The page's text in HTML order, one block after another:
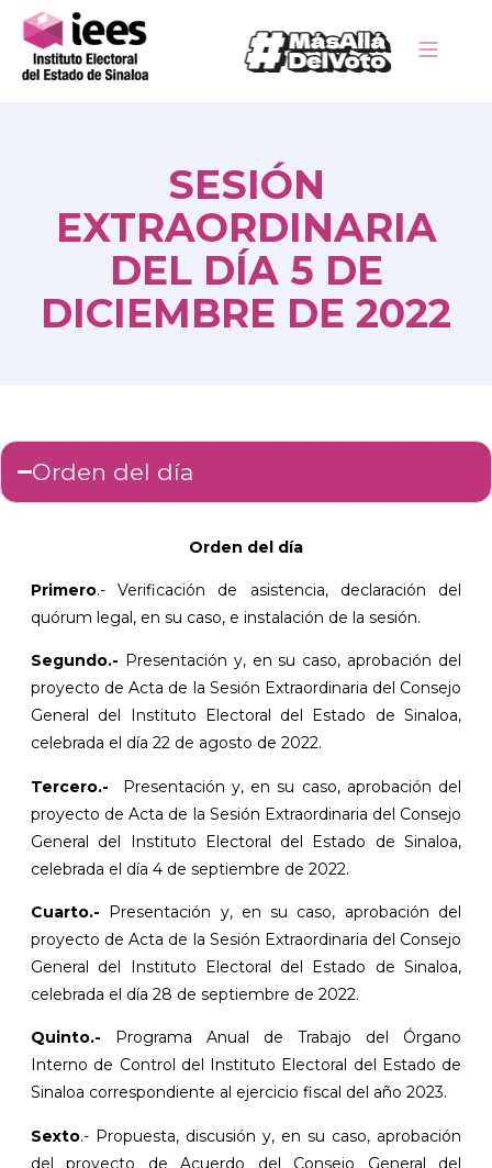
SESIÓN
EXTRAORDINARIA
DEL DÍA 5 DE
DICIEMBRE DE 2022
Orden del día
Orden del día
Primero.- Verificación de asistencia, declaración del
quórum legal, en su caso, e instalación de la sesión.
Segundo.- Presentación y, en su caso, aprobación del
proyecto de Acta de la Sesión Extraordinaria del Consejo
General del Instituto Electoral del Estado de Sinaloa,
celebrada el día 22 de agosto de 2022.
Tercero.-
Presentación y, en su caso, aprobación del
proyecto de Acta de la Sesión Extraordinaria del Consejo
General del Instituto Electoral del Estado de Sinaloa,
celebrada el día 4 de septiembre de 2022.
Cuarto.- Presentación y, en su caso, aprobación del
proyecto de Acta de la Sesión Extraordinaria del Consejo
General del Instituto Electoral del Estado de Sinaloa,
celebrada el día 28 de septiembre de 2022.
Quinto.-
Programa Anual de Trabajo del Órgano
Interno de Control del Instituto Electoral del Estado de
Sinaloa correspondiente al ejercicio fiscal del año 2023.
Sexto.- Propuesta, discusión y, en su caso, aprobación
del proyecto de Acuerdo del Consejo General del